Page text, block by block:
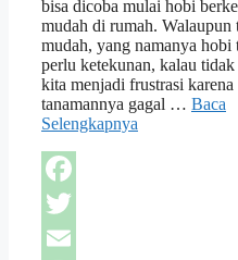
bisa dicoba mulai hobi
mudah di rumah. Walaupun
mudah, yang namanya hobi
perlu ketekunan, kalau tidak
kita menjadi frustrasi karena
tanamannya gagal … Baca
Selengkapnya
Facebook
Twitter